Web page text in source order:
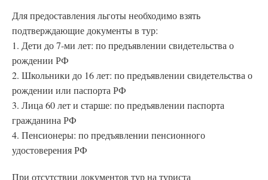
Для предоставления льготы необходимо взять
подтверждающие документы в тур:
1. Дети до 7-ми лет: по предъявлении свидетельства о
рождении РФ
2. Школьники до 16 лет: по предъявлении свидетельства о
рождении или паспорта РФ
3. Лица 60 лет и старше: по предъявлении паспорта
гражданина РФ
4. Пенсионеры: по предъявлении пенсионного
удостоверения РФ
При отсутствии документов тур на туриста